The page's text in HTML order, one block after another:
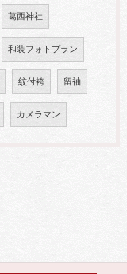
葛西神社
和装フォトプラン
紋付袴 留袖
カメラマン